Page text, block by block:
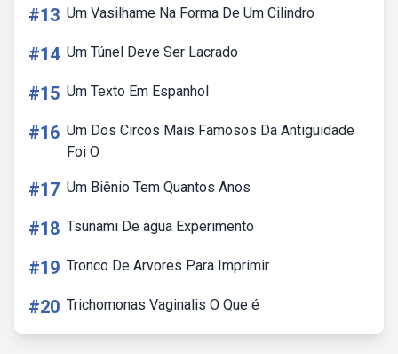
#13 Um Vasilhame Na Forma De Um Cilindro
#14 Um Túnel Deve Ser Lacrado
#15 Um Texto Em Espanhol
#16 Um Dos Circos Mais Famosos Da Antiguidade
Foi O
#17 Um Biênio Tem Quantos Anos
#18 Tsunami De água Experimento
#19 Tronco De Arvores Para Imprimir
#20 Trichomonas Vaginalis O Que é